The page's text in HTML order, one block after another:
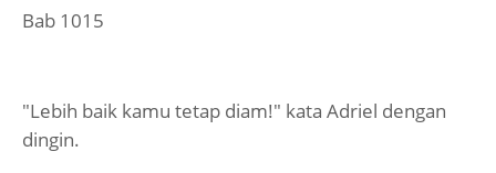
Bab 1015
"Lebih baik kamu tetap diam!" kata Adriel dengan
dingin.